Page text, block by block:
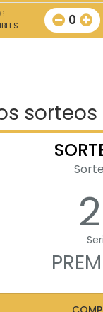
0
sorteos